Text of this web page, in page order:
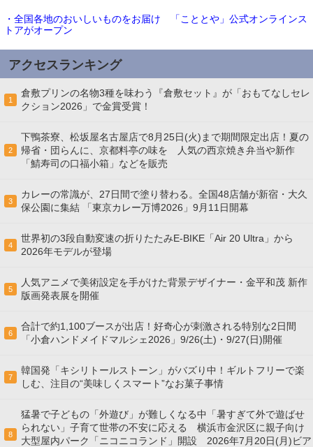
・全国各地のおいしいものをお届け 「こととや」公式オンラインス
トアがオープン
アクセスランキング
1
倉敷プリンの名物3種を味わう『倉敷セット』が「おもてなしセレ
クション2026」で金賞受賞！
2
下鴨茶寮、松坂屋名古屋店で8月25日(火)まで期間限定出店！夏の
帰省・団らんに、京都料亭の味を 人気の西京焼き弁当や新作
「鯖寿司の口福小箱」などを販売
3
カレーの常識が、27日間で塗り替わる。全国48店舗が新宿・大久
保公園に集結 「東京カレー万博2026」9月11日開幕
4
世界初の3段自動変速の折りたたみE-BIKE「Air 20 Ultra」から
2026年モデルが登場
5
人気アニメで美術設定を手がけた背景デザイナー・金平和茂 新作
版画発表展を開催
6
合計で約1,100ブースが出店！好奇心が刺激される特別な2日間
「小倉ハンドメイドマルシェ2026」9/26(土)・9/27(日)開催
7
韓国発「キシリトールストーン」がバズり中！ギルトフリーで楽
しむ、注目の“美味しくスマート”なお菓子事情
8
猛暑で子どもの「外遊び」が難しくなる中「暑すぎて外で遊ばせ
られない」子育て世帯の不安に応える 横浜市金沢区に親子向け
大型屋内パーク「ニコニコランド」開設 2026年7月20日(月)ビア